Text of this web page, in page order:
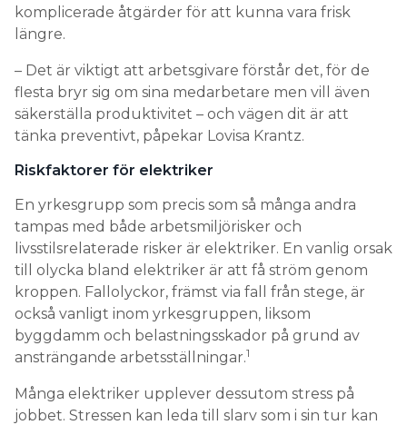
komplicerade åtgärder för att kunna vara frisk
längre.
– Det är viktigt att arbetsgivare förstår det, för de
flesta bryr sig om sina medarbetare men vill även
säkerställa produktivitet – och vägen dit är att
tänka preventivt, påpekar Lovisa Krantz.
Riskfaktorer för elektriker
En yrkesgrupp som precis som så många andra
tampas med både arbetsmiljörisker och
livsstilsrelaterade risker är elektriker. En vanlig orsak
till olycka bland elektriker är att få ström genom
kroppen. Fallolyckor, främst via fall från stege, är
också vanligt inom yrkesgruppen, liksom
byggdamm och belastningsskador på grund av
ansträngande arbetsställningar.1
Många elektriker upplever dessutom stress på
jobbet. Stressen kan leda till slarv som i sin tur kan